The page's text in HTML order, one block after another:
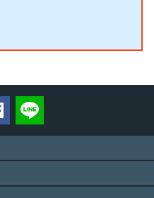
トする
Facebookでシェアする